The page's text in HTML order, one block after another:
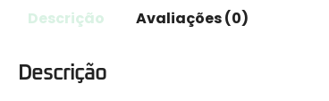
Descrição Avaliações (0)
Descrição